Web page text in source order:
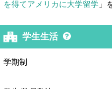
を得てアメリカに大学留学 」
学生生活
学期制